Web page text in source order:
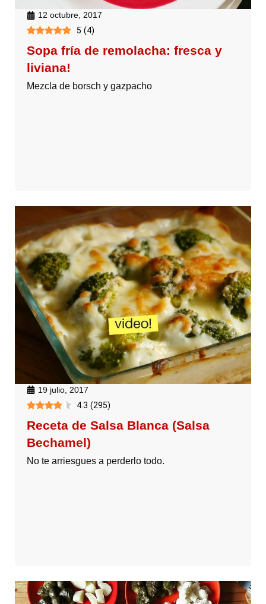
12 octubre, 2017
5 (4)
Sopa fría de remolacha: fresca y
liviana!
Mezcla de borsch y gazpacho
19 julio, 2017
4.3 (295)
Receta de Salsa Blanca (Salsa
Bechamel)
No te arriesgues a perderlo todo.